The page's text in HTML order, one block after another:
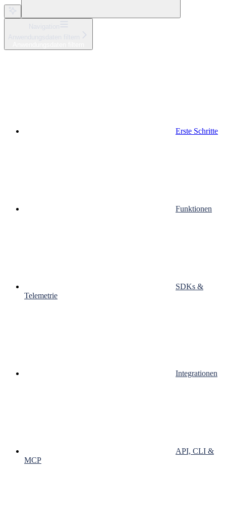
Erste Schritte
Funktionen
SDKs &
Telemetrie
Integrationen
API, CLI &
MCP